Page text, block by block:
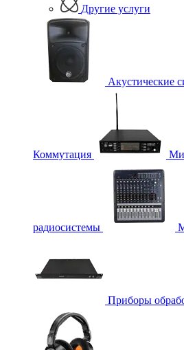
Другие услуги
Акустические
Коммутация
радиосистемы
Приборы